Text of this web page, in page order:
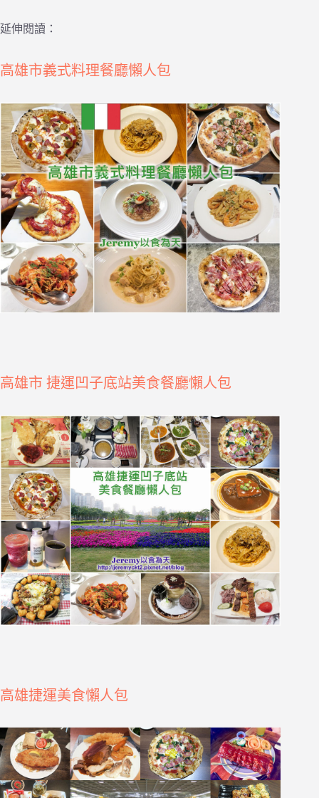
延伸閱讀：
高雄市義式料理餐廳懶人包
高雄市 捷運凹子底站美食餐廳懶人包
高雄捷運美食懶人包